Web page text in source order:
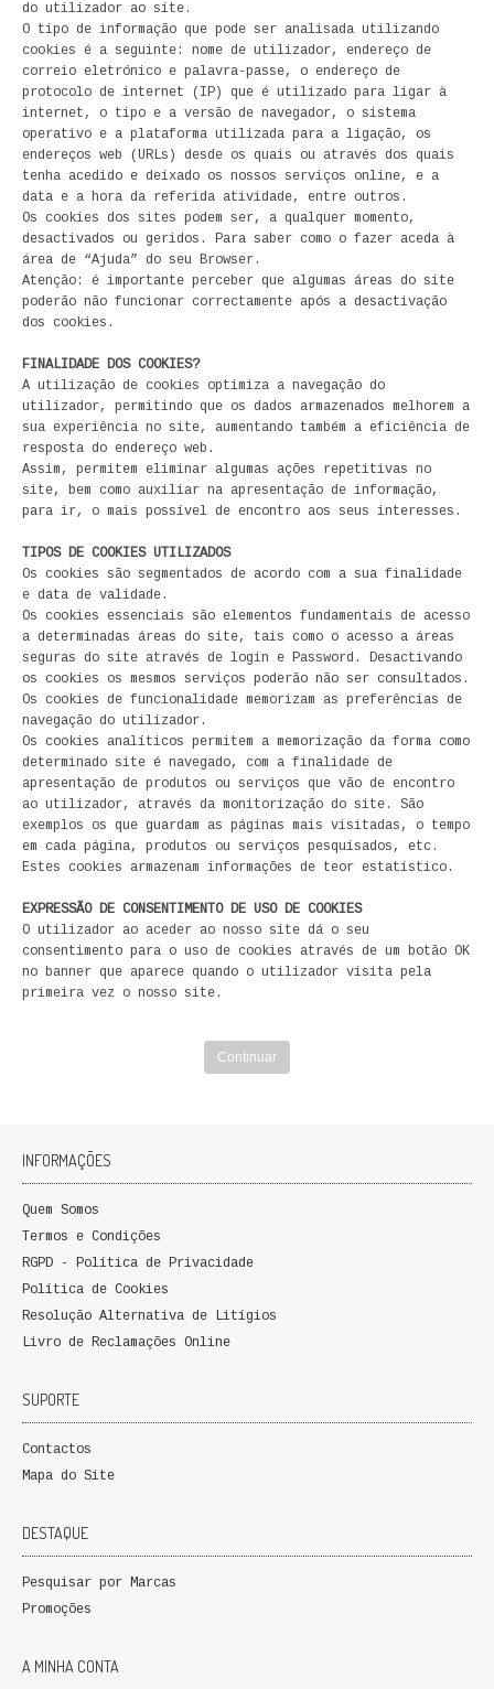
CADERNOS HUMANITAS
DIREITO
CIÊNCIA POLÍTICA
COSMOS DIREITO
ECONOMIA, GESTÃO, CONTABILIDADE
ENSINO
ANÁLISE DA ACÇÃO EDUCATIVA
COLEÇÃO PONTO DE INTERROGAÇÃO
COLEÇÃO PONTO E VÍRGULA
HISTÓRIA
PRÉ-HISTÓRIA
LITERATURA
BIOGRAFIA
FICÇÃO E ROMANCE
LABIRINTOS DE EROS
NOVA BIBLIOTECA COSMOS
POESIA E TEATRO
REVISTA DEDALUS
POLÍTICA
RELAÇÕES INTERNACIONAIS
OUTROS TEMAS
QUEM SOMOS
PROMOÇÕES
VER CARRINHO
do utilizador ao site.
O tipo de informação que pode ser analisada utilizando
cookies é a seguinte: nome de utilizador, endereço de
correio eletrónico e palavra-passe, o endereço de
protocolo de internet (IP) que é utilizado para ligar à
internet, o tipo e a versão de navegador, o sistema
operativo e a plataforma utilizada para a ligação, os
endereços web (URLs) desde os quais ou através dos quais
tenha acedido e deixado os nossos serviços online, e a
data e a hora da referida atividade, entre outros.
Os cookies dos sites podem ser, a qualquer momento,
desactivados ou geridos. Para saber como o fazer aceda à
área de “Ajuda” do seu Browser.
Atenção: é importante perceber que algumas áreas do site
poderão não funcionar correctamente após a desactivação
dos cookies.
FINALIDADE DOS COOKIES?
A utilização de cookies optimiza a navegação do
utilizador, permitindo que os dados armazenados melhorem a
sua experiência no site, aumentando também a eficiência de
resposta do endereço web.
Assim, permitem eliminar algumas ações repetitivas no
site, bem como auxiliar na apresentação de informação,
para ir, o mais possível de encontro aos seus interesses.
TIPOS DE COOKIES UTILIZADOS
Os cookies são segmentados de acordo com a sua finalidade
e data de validade.
Os cookies essenciais são elementos fundamentais de acesso
a determinadas áreas do site, tais como o acesso a áreas
seguras do site através de login e Password. Desactivando
os cookies os mesmos serviços poderão não ser consultados.
Os cookies de funcionalidade memorizam as preferências de
navegação do utilizador.
Os cookies analíticos permitem a memorização da forma como
determinado site é navegado, com a finalidade de
apresentação de produtos ou serviços que vão de encontro
ao utilizador, através da monitorização do site. São
exemplos os que guardam as páginas mais visitadas, o tempo
em cada página, produtos ou serviços pesquisados, etc.
Estes cookies armazenam informações de teor estatístico.
EXPRESSÃO DE CONSENTIMENTO DE USO DE COOKIES
O utilizador ao aceder ao nosso site dá o seu
consentimento para o uso de cookies através de um botão OK
no banner que aparece quando o utilizador visita pela
primeira vez o nosso site.
Continuar
INFORMAÇÕES
Quem Somos
Termos e Condições
RGPD - Política de Privacidade
Política de Cookies
Resolução Alternativa de Litígios
Livro de Reclamações Online
SUPORTE
Contactos
Mapa do Site
DESTAQUE
Pesquisar por Marcas
Promoções
A MINHA CONTA